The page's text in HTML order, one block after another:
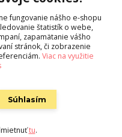
rychlo.sk
fungovanie nášho e-shopu
štatistík o webe,
zapamätanie vášho
stránok, či zobrazenie
Viac na využitie
Súhlasím
tu.